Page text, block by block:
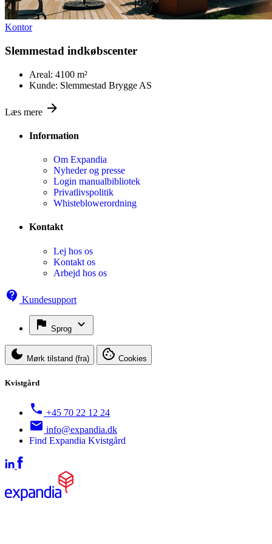
Kontor
Slemmestad indkøbscenter
Areal: 4100 m²
Kunde: Slemmestad Brygge AS
Læs mere
Information
Om Expandia
Nyheder og presse
Login manualbibliotek
Privatlivspolitik
Whisteblowerordning
Kontakt
Lej hos os
Kontakt os
Arbejd hos os
Kundesupport
Sprog
Mørk tilstand (fra) Cookies
Kvistgård
+45 70 22 12 24
info@expandia.dk
Find Expandia Kvistgård